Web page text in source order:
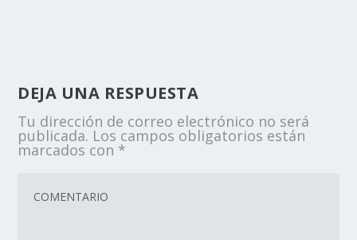
DEJA UNA RESPUESTA
Tu dirección de correo electrónico no será
publicada. Los campos obligatorios están
marcados con *